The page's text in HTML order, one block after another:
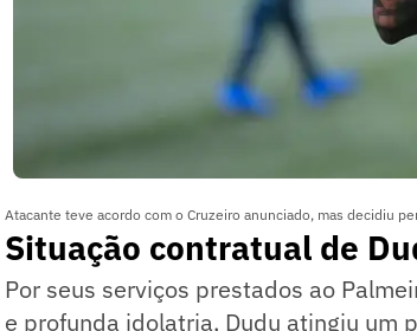
Atacante teve acordo com o Cruzeiro anunciado, mas decidiu
Situação contratual de
Por seus serviços prestados ao
e profunda idolatria, Dudu atingiu um